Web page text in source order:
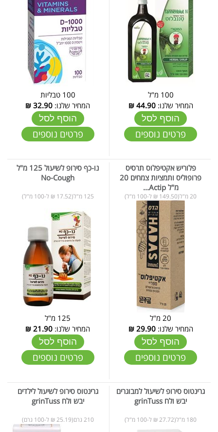
100 מ"ל
המחיר שלנו:44.90
₪
הוסף לסל
פרטים נוספים
100 טבליות
המחיר שלנו: 32.90
₪
הוסף לסל
פרטים נוספים
פלוריש אקטיפלוס תרסיס
פרופוליס ותמציות צמחים 20
מ"ל Actip...
20 מ"ל(149.50 ₪ ל-100 מ"ל)
20 מ"ל
המחיר שלנו:29.90
₪
הוסף לסל
פרטים נוספים
נו-כף סירופ לשיעול 125 מ"ל
No-Cough
125 מ"ל(17.52 ₪ ל-100 מ"ל)
125 מ"ל
המחיר שלנו: 21.90
₪
הוסף לסל
פרטים נוספים
גרינטוס סירופ לשיעול למבוגרים
יבש ולח grinTuss
180 מ"ל(27.72 ₪ ל-100 מ"ל)
גרינטוס סירופ לשיעול לילדים
יבש ולח grinTuss
210 גרם(25.19 ₪ ל-100 גרם)